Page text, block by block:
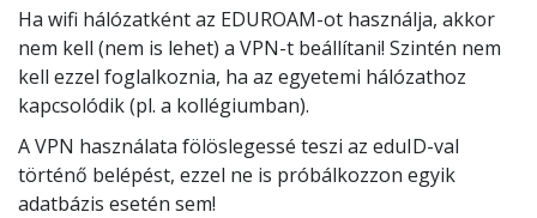
Ha wifi hálózatként az EDUROAM-ot használja, akkor
nem kell (nem is lehet) a VPN-t beállítani! Szintén nem
kell ezzel foglalkoznia, ha az egyetemi hálózathoz
kapcsolódik (pl. a kollégiumban).
A VPN használata fölöslegessé teszi az eduID-val
történő belépést, ezzel ne is próbálkozzon egyik
adatbázis esetén sem!